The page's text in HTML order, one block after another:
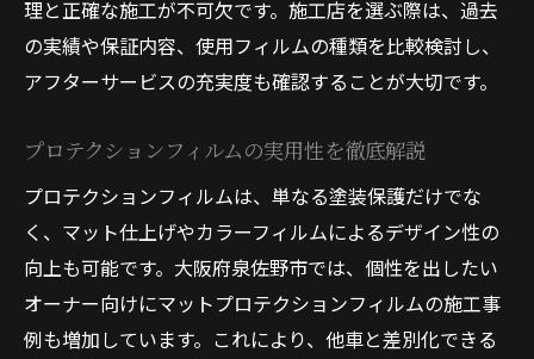
理と正確な施工が不可欠です。施工店を選ぶ際は、過去
の実績や保証内容、使用フィルムの種類を比較検討し、
アフターサービスの充実度も確認することが大切です。
プロテクションフィルムの実用性を徹底解説
プロテクションフィルムは、単なる塗装保護だけでな
く、マット仕上げやカラーフィルムによるデザイン性の
向上も可能です。大阪府泉佐野市では、個性を出したい
オーナー向けにマットプロテクションフィルムの施工事
例も増加しています。これにより、他車と差別化できる